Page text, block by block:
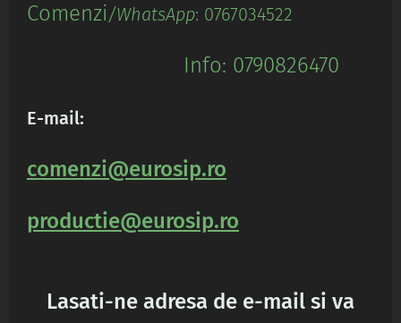
Comenzi/WhatsApp: 0767034522
Info: 0790826470
E-mail:
comenzi@eurosip.ro
productie@eurosip.ro
Lasati-ne adresa de e-mail si va